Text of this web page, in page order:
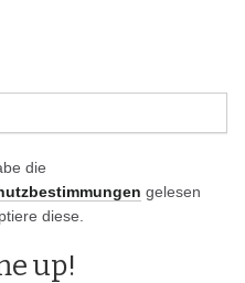
die
gelesen
diese.